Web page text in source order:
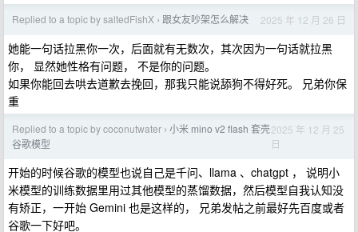
Replied to a topic by saltedFishX › 跟女友吵架怎么解决 2025 年 12 月 26 日
她能一句话拉黑你一次，后面就有无数次，其次因为一句话就拉黑
你， 显然她性格有问题， 不是你的问题。
如果你能回去哄去道歉去挽回，那我只能说舔狗不得好死。 兄弟你保
重
Replied to a topic by coconutwater › 小米 mino v2 flash 套壳
谷歌模型
2025 年 12 月 25
日
开始的时候谷歌的模型也说自己是千问、llama 、chatgpt ， 说明小
米模型的训练数据里用过其他模型的蒸馏数据，然后模型自我认知没
有矫正，一开始 Gemini 也是这样的， 兄弟发帖之前最好先百度或者
谷歌一下好吧。